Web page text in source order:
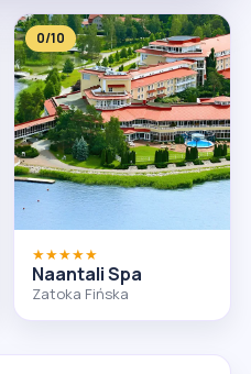
0/10
★★★★★
Naantali Spa
Zatoka Fińska